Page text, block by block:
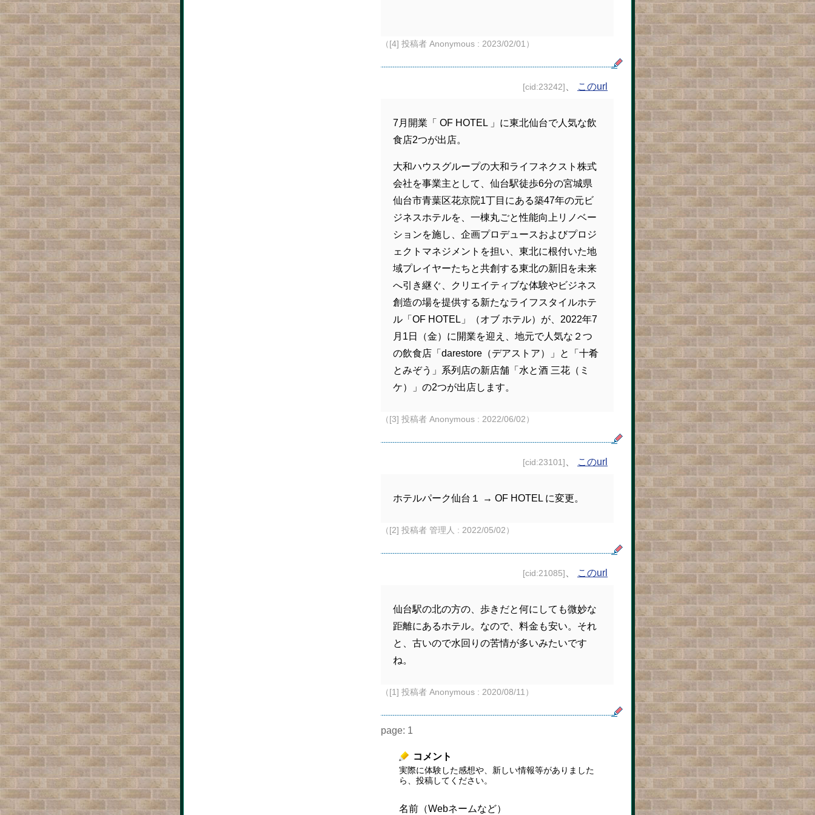
（[4] 投稿者 Anonymous : 2023/02/01）
[cid:23242] このurl
7月開業「 OF HOTEL 」に東北仙台で人気な飲
食店2つが出店。
大和ハウスグループの大和ライフネクスト株式
会社を事業主として、仙台駅徒歩6分の宮城県
仙台市青葉区花京院1丁目にある築47年の元ビ
ジネスホテルを、一棟丸ごと性能向上リノベー
ションを施し、企画プロデュースおよびプロジ
ェクトマネジメントを担い、東北に根付いた地
域プレイヤーたちと共創する東北の新旧を未来
へ引き継ぐ、クリエイティブな体験やビジネス
創造の場を提供する新たなライフスタイルホテ
ル「OF HOTEL」（オブ ホテル）が、2022年7
月1日（金）に開業を迎え、地元で人気な２つ
の飲食店「darestore（デアストア）」と「十肴
とみぞう」系列店の新店舗「水と酒 三花（ミ
ケ）」の2つが出店します。
（[3] 投稿者 Anonymous : 2022/06/02）
[cid:23101] このurl
ホテルパーク仙台１ → OF HOTEL に変更。
（[2] 投稿者 管理人 : 2022/05/02）
[cid:21085] このurl
仙台駅の北の方の、歩きだと何にしても微妙な
距離にあるホテル。なので、料金も安い。それ
と、古いので水回りの苦情が多いみたいです
ね。
（[1] 投稿者 Anonymous : 2020/08/11）
page: 1
コメント
実際に体験した感想や、新しい情報等がありました
ら、投稿してください。
名前（Webネームなど）